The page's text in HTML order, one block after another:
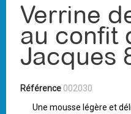
Verrine
au confit
Jacques
Référence 002030
Une mousse légère et